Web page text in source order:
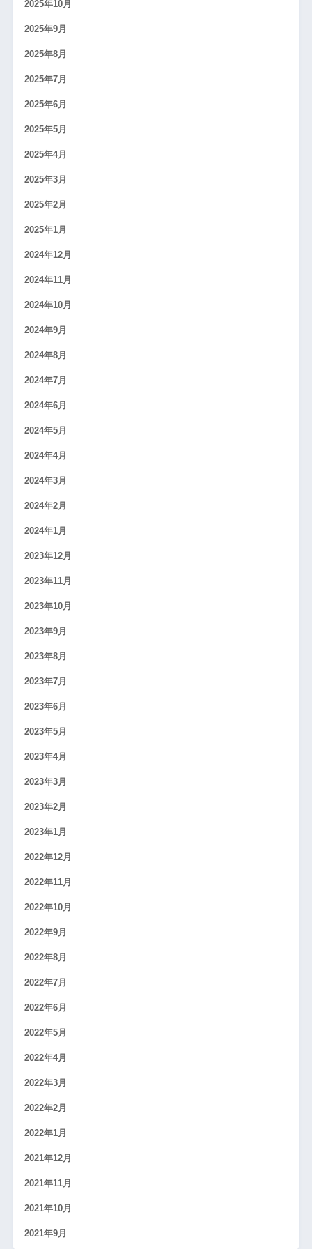
2025年10月
2025年9月
2025年8月
2025年7月
2025年6月
2025年5月
2025年4月
2025年3月
2025年2月
2025年1月
2024年12月
2024年11月
2024年10月
2024年9月
2024年8月
2024年7月
2024年6月
2024年5月
2024年4月
2024年3月
2024年2月
2024年1月
2023年12月
2023年11月
2023年10月
2023年9月
2023年8月
2023年7月
2023年6月
2023年5月
2023年4月
2023年3月
2023年2月
2023年1月
2022年12月
2022年11月
2022年10月
2022年9月
2022年8月
2022年7月
2022年6月
2022年5月
2022年4月
2022年3月
2022年2月
2022年1月
2021年12月
2021年11月
2021年10月
2021年9月